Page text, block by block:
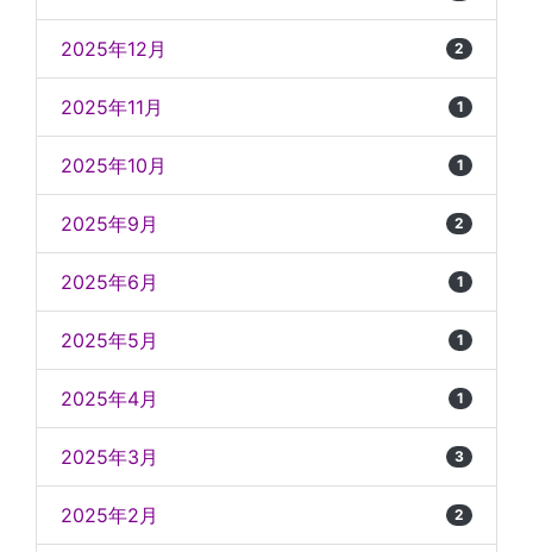
2025年12月 2
2025年11月 1
2025年10月 1
2025年9月 2
2025年6月 1
2025年5月 1
2025年4月 1
2025年3月 3
2025年2月 2